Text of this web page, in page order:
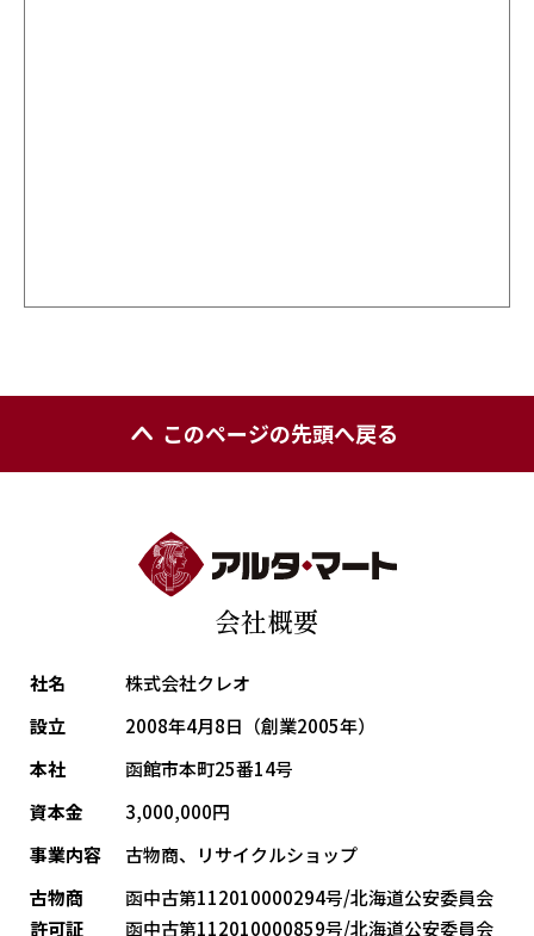
このページの先頭へ戻る
会社概要
社名
株式会社クレオ
設立
2008年4月8日（創業2005年）
本社
函館市本町25番14号
資本金
3,000,000円
事業内容
古物商、リサイクルショップ
古物商
許可証
函中古第112010000294号/北海道公安委員会
函中古第112010000859号/北海道公安委員会